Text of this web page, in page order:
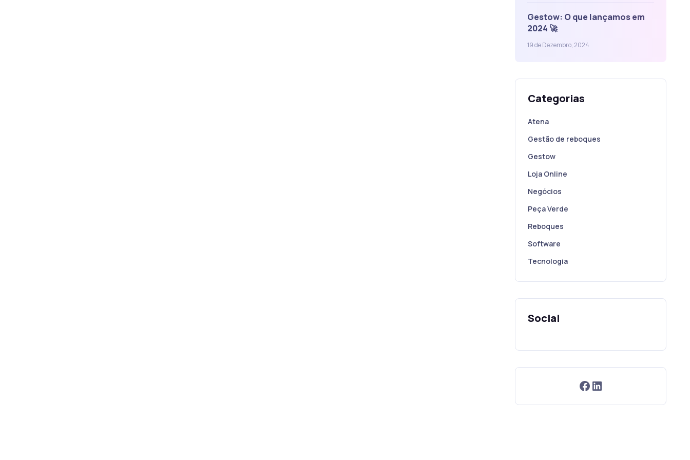
Gestow: O que lançamos em
2024 🚀
19 de Dezembro, 2024
Categorias
Atena
Gestão de reboques
Gestow
Loja Online
Negócios
Peça Verde
Reboques
Software
Tecnologia
Social
Facebook
LinkedIn